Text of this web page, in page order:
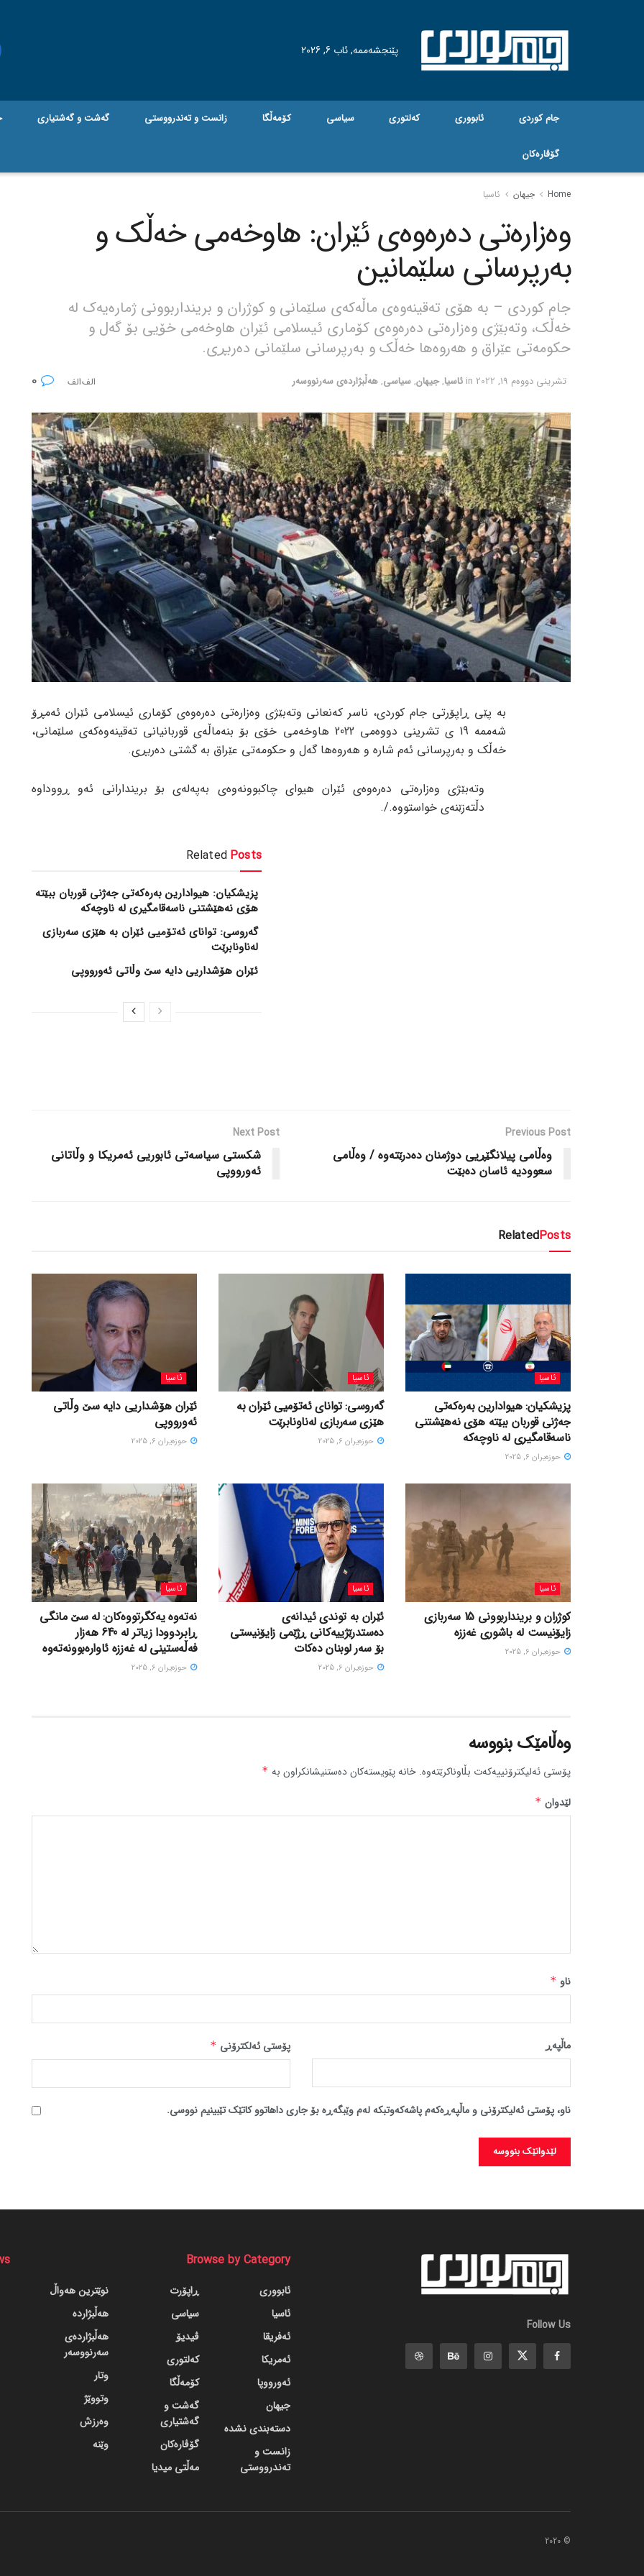
پێنجشەممە, ئاب 6, 2026
جام کوردی ئابووری کەلتوری سیاسی کۆمەڵگا زانست و تەندرووستی گه‌شت و گه‌شتیاری
گۆڤاره‌کان
Home جیهان ئاسیا
وەزارەتی دەرەوەی ئێران: هاوخەمی خەڵک و
بەرپرسانی سلێمانین
جام کوردی – بە هۆی تەقینەوەی ماڵەکەی سلێمانی و کوژران و برینداربوونی ژمارەیەک لە
خەڵک، وتەبێژی وەزارەتی دەرەوەی کۆماری ئیسلامی ئێران هاوخەمی خۆیی بۆ گەل و
حکومەتی عێراق و هەروەها خەڵک و بەرپرسانی سلێمانی دەربڕی.
تشرینی دووه‌م 19, 2022 in ئاسیا,جیهان,سیاسی,هەڵبژاردەی سەرنووسەر
بە پێی ڕاپۆرتی جام کوردی، ناسر کەنعانی وتەبێژی وەزارەتی دەرەوەی کۆماری ئیسلامی ئێران ئەمڕۆ
شەممە 19 ی تشرینی دووەمی 2022 هاوخەمی خۆی بۆ بنەماڵەی قوربانیانی تەقینەوەکەی سلێمانی،
خەڵک و بەرپرسانی ئەم شارە و هەروەها گەل و حکومەتی عێراق بە گشتی دەربڕی.
وتەبێژی وەزارەتی دەرەوەی ئێران هیوای چاکبوونەوەی بەپەلەی بۆ بریندارانی ئەو ڕووداوە
دڵتەزێنەی خواستووە./.
Related Posts
پزیشکیان: هیوادارین بەرەکەتی جەژنی قوربان ببێتە
هۆی نەهێشتنی ناسەقامگیری لە ناوچەکە
گەروسی: توانای ئەتۆمیی ئێران بە هێزی سەربازی
لەناونابرێت
ئێران هۆشداریی دایە سێ وڵاتی ئەورووپی
Previous Post
وەڵامی پیلانگێڕیی دوژمنان دەدرێتەوە / وەڵامی
سعوودیە ئاسان دەبێت
Next Post
شکستی سیاسەتی ئابوریی ئەمریکا و وڵاتانی
ئەورووپی
RelatedPosts
ئاسیا
پزیشکیان: هیوادارین بەرەکەتی
جەژنی قوربان ببێتە هۆی نەهێشتنی
ناسەقامگیری لە ناوچەکە
حوزه‌یران 6, 2025
ئاسیا
گەروسی: توانای ئەتۆمیی ئێران بە
هێزی سەربازی لەناونابرێت
حوزه‌یران 6, 2025
ئاسیا
ئێران هۆشداریی دایە سێ وڵاتی
ئەورووپی
حوزه‌یران 6, 2025
ئاسیا
کوژران و برینداربوونی 15 سەربازی
زایۆنیست لە باشوری غەززە
حوزه‌یران 6, 2025
ئاسیا
ئێران بە توندی ئیدانەی
دەستدرێژییەکانی ڕژێمی زایۆنیستی
بۆ سەر لوبنان دەکات
حوزه‌یران 6, 2025
ئاسیا
نەتەوە یەکگرتووەکان: لە سێ مانگی
ڕابردوودا زیاتر لە 640 هەزار
فەڵەستینی لە غەززە ئاوارەبوونەتەوە
حوزه‌یران 6, 2025
وەڵامێک بنووسە
پۆستی ئەلیکترۆنییەکەت بڵاوناکرێتەوە. خانە پێویستەکان دەستنیشانکراون بە *
لێدوان *
ناو *
پۆستی ئەلکترۆنی * ماڵپه‌ڕ
ناو، پۆستی ئەلیکترۆنی و ماڵپەڕەکەم پاشەکەوتبکە لەم وێبگەڕە بۆ جاری داهاتوو کاتێک تێبینیم نووسی.
Follow Us
Browse by Category
ئابووری
ئاسیا
ئەفریقا
ئەمریکا
ئەورووپا
جیهان
دسته‌بندی نشده
زانست و
تەندرووستی
ڕاپۆرت
سیاسی
ڤیدیۆ
کەلتوری
کۆمەڵگا
گه‌شت و
گه‌شتیاری
گۆڤاره‌کان
مەڵتی میدیا
نوێترین هەواڵ
هەڵبژاردە
هەڵبژاردەی
سەرنووسەر
وتار
وتووێژ
وەرزش
وێنە
© 2020